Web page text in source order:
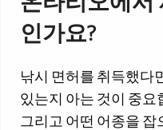
인가요?
낚시 면허를 취득했다
있는지 아는 것이 중요
그리고 어떤 어종을